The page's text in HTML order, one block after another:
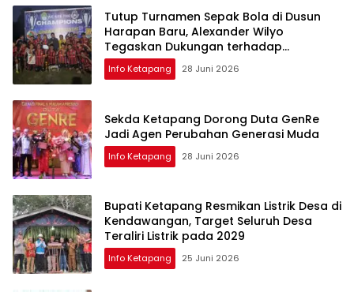
Tutup Turnamen Sepak Bola di Dusun
Harapan Baru, Alexander Wilyo
Tegaskan Dukungan terhadap
Pembinaan Atlet
Info Ketapang 28 Juni 2026
Sekda Ketapang Dorong Duta GenRe
Jadi Agen Perubahan Generasi Muda
Info Ketapang 28 Juni 2026
Bupati Ketapang Resmikan Listrik Desa di
Kendawangan, Target Seluruh Desa
Teraliri Listrik pada 2029
Info Ketapang 25 Juni 2026